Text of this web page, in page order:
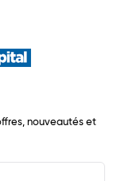
nouveautés et